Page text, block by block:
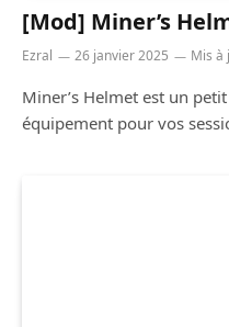
[Mod] Miner’s
Ezral 26 janvier 2025 Mis à
Miner’s Helmet est un
équipement pour vos